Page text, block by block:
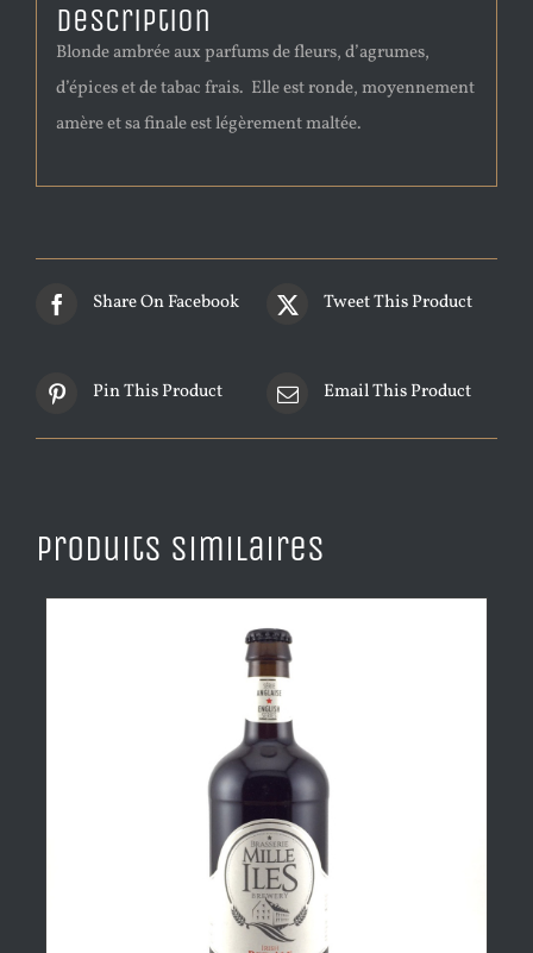
Description
Blonde ambrée aux parfums de fleurs, d’agrumes,
d’épices et de tabac frais. Elle est ronde, moyennement
amère et sa finale est légèrement maltée.
Share On Facebook Tweet This Product
Pin This Product Email This Product
Produits similaires